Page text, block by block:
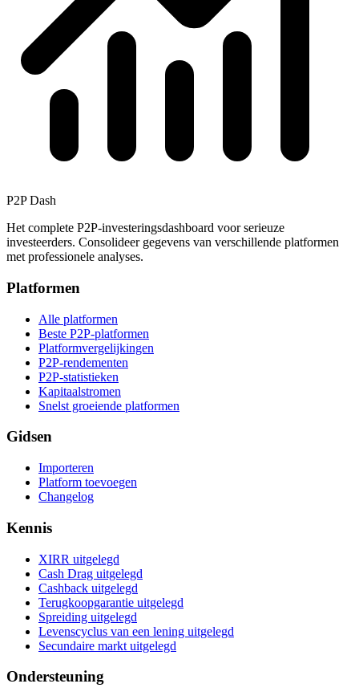
P2P Dash
Het complete P2P-investeringsdashboard voor serieuze
investeerders. Consolideer gegevens van verschillende platformen
met professionele analyses.
Platformen
Alle platformen
Beste P2P-platformen
Platformvergelijkingen
P2P-rendementen
P2P-statistieken
Kapitaalstromen
Snelst groeiende platformen
Gidsen
Importeren
Platform toevoegen
Changelog
Kennis
XIRR uitgelegd
Cash Drag uitgelegd
Cashback uitgelegd
Terugkoopgarantie uitgelegd
Spreiding uitgelegd
Levenscyclus van een lening uitgelegd
Secundaire markt uitgelegd
Ondersteuning